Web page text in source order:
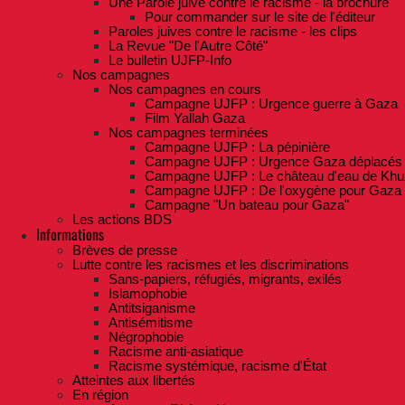
Pour commander sur le site de l'éditeur
Paroles juives contre le racisme - les clips
La Revue "De l'Autre Côté"
Le bulletin UJFP-Info
Nos campagnes
Nos campagnes en cours
Campagne UJFP : Urgence guerre à Gaza
Film Yallah Gaza
Nos campagnes terminées
Campagne UJFP : La pépinière
Campagne UJFP : Urgence Gaza déplacés
Campagne UJFP : Le château d'eau de
Campagne UJFP : De l'oxygène pour Gaza
Campagne "Un bateau pour Gaza"
Les actions BDS
Informations
Brèves de presse
Lutte contre les racismes et les discriminations
Sans-papiers, réfugiés, migrants, exilés
Islamophobie
Antitsiganisme
Antisémitisme
Négrophobie
Racisme anti-asiatique
Racisme systémique, racisme d'État
Atteintes aux libertés
En région